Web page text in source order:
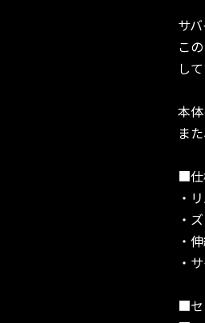
サ
こ
し
本
ま
■仕
・
・
・
・
■セ